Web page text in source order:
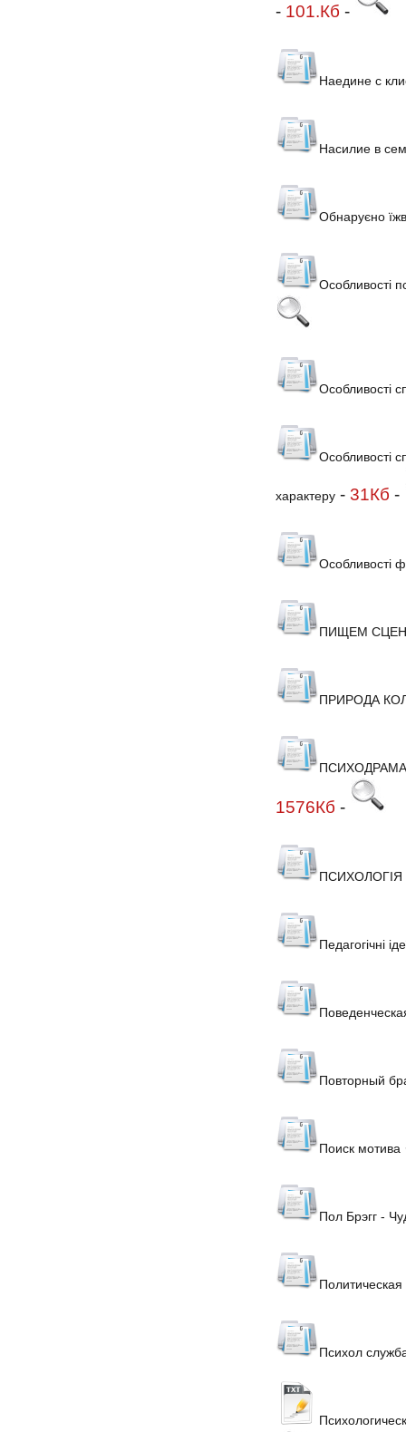
- 101.Кб -
Наедине с
Насилие в
Обнаруєно
Особливості
Особливості
Особливості
характеру- 31Кб -
Особливості
ПИЩЕМ
ПРИРОДА
1576Кб -
ПСИХОЛОГІЯ
Педагогічні
Повторный
Поиск мотива
Пол Брэгг -
Политическая
Психол